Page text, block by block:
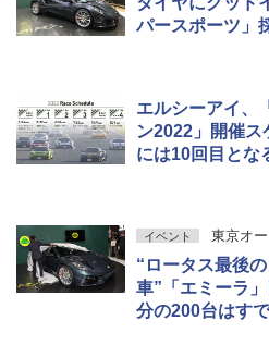
パースポーツ」
エルシーアイ、
ン2022」開催ス
には10回目とな
イベント 東京オ
“ロータス最後
車”「エミーラ
分の200台はす